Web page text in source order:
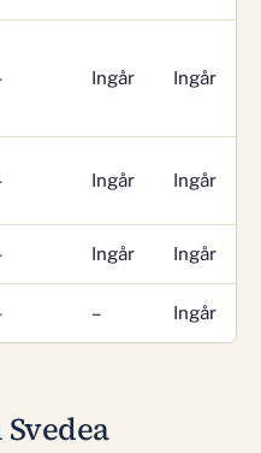
Ingår Ingår
Ingår Ingår
Ingår Ingår
– Ingår